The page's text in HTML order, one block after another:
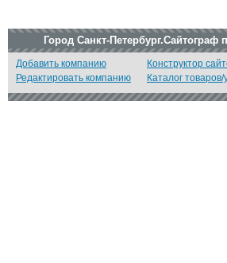
Город Санкт-Петербург.Сайтограф
Добавить компанию
Редактировать компанию
Конструктор
Каталог